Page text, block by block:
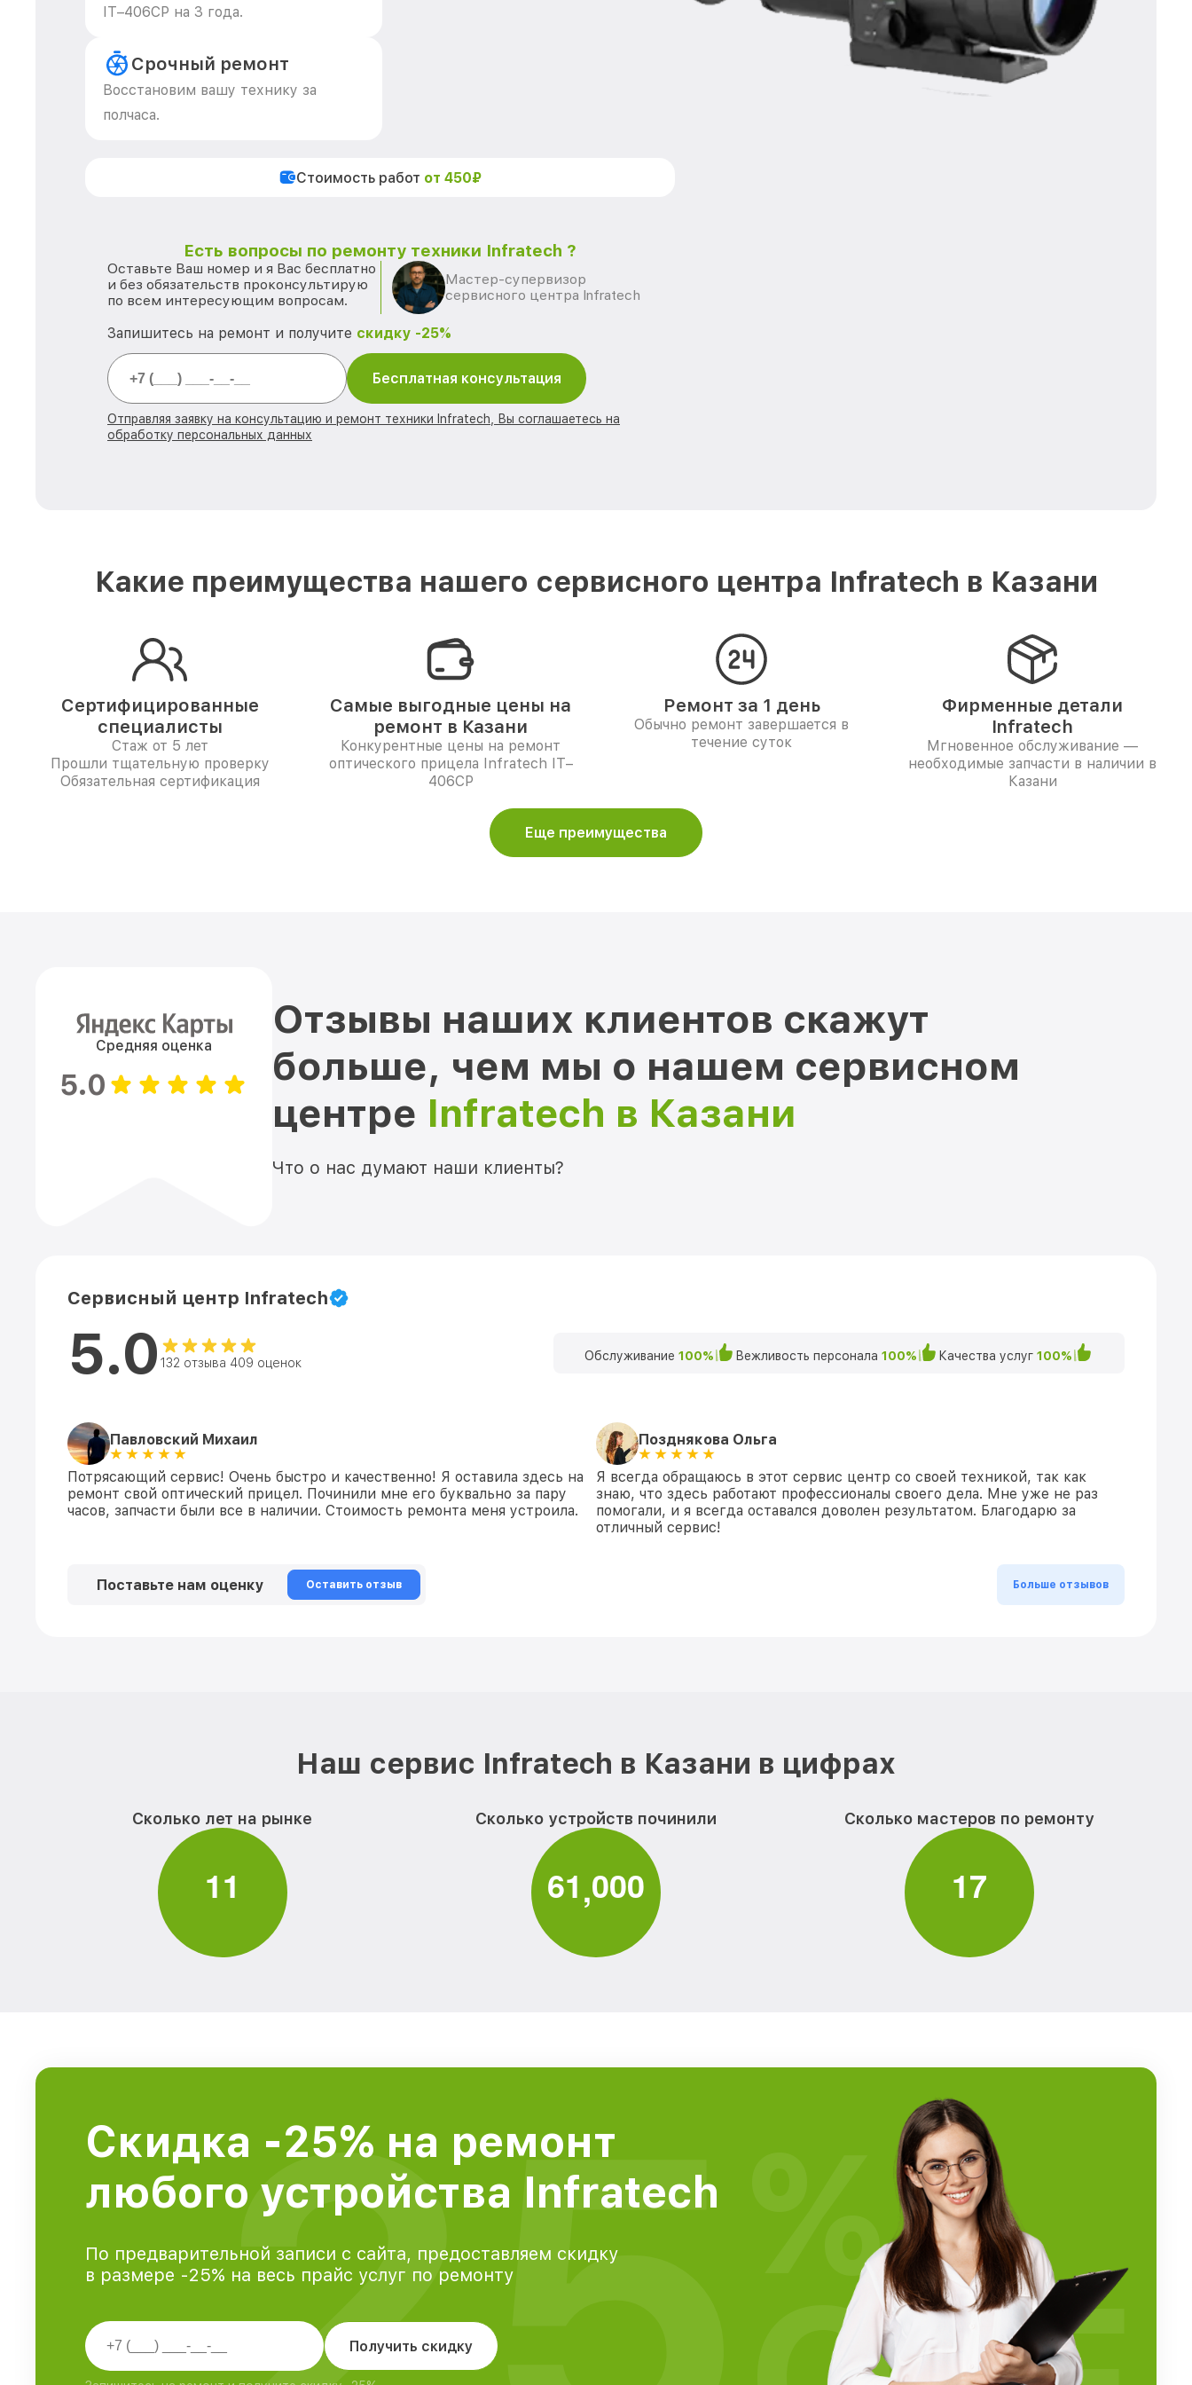
IT–406СP на 3 года.
Срочный ремонт
Восстановим вашу технику за
полчаса.
Стоимость работ от 450₽
Есть вопросы по ремонту техники Infratech ?
Оставьте Ваш номер и я Вас бесплатно
и без обязательств проконсультирую
по всем интересующим вопросам.
Мастер-супервизор
сервисного центра Infratech
Запишитесь на ремонт и получите скидку -25%
Бесплатная консультация
Отправляя заявку на консультацию и ремонт техники Infratech, Вы соглашаетесь на
обработку персональных данных
Какие преимущества нашего сервисного центра Infratech в Казани
Сертифицированные
специалисты
Стаж от 5 лет
Прошли тщательную проверку
Обязательная сертификация
Самые выгодные цены на
ремонт в Казани
Конкурентные цены на ремонт
оптического прицела Infratech IT–
406СP
Ремонт за 1 день
Обычно ремонт завершается в
течение суток
Фирменные детали
Infratech
Мгновенное обслуживание —
необходимые запчасти в наличии в
Казани
Еще преимущества
Средняя оценка
5.0
Отзывы наших клиентов скажут
больше, чем мы о нашем сервисном
центре Infratech в Казани
Что о нас думают наши клиенты?
Сервисный центр Infratech
5.0 132 отзыва 409 оценок Обслуживание 100% Вежливость персонала 100% Качества услуг 100%
Павловский Михаил
Потрясающий сервис! Очень быстро и качественно! Я оставила здесь на
ремонт свой оптический прицел. Починили мне его буквально за пару
часов, запчасти были все в наличии. Стоимость ремонта меня устроила.
Позднякова Ольга
Я всегда обращаюсь в этот сервис центр со своей техникой, так как
знаю, что здесь работают профессионалы своего дела. Мне уже не раз
помогали, и я всегда оставался доволен результатом. Благодарю за
отличный сервис!
Поставьте нам оценку Оставить отзыв Больше отзывов
Наш сервис Infratech в Казани в цифрах
Сколько лет на рынке
11
Сколько устройств починили
61,000
Сколько мастеров по ремонту
17
Скидка -25% на ремонт
любого устройства Infratech
По предварительной записи с сайта, предоставляем скидку
в размере -25% на весь прайс услуг по ремонту
Получить скидку
%